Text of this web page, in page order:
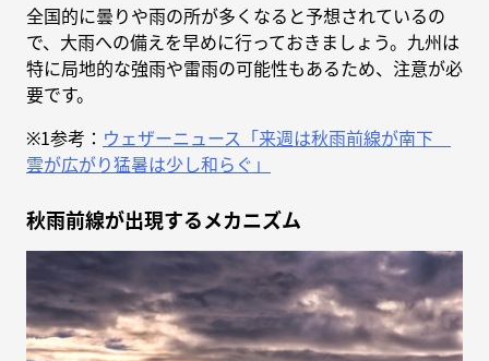
全国的に曇りや雨の所が多くなると予想されているの
で、大雨への備えを早めに行っておきましょう。九州は
特に局地的な強雨や雷雨の可能性もあるため、注意が必
要です。
※1参考： ウェザーニュース「来週は秋雨前線が南下
雲が広がり猛暑は少し和らぐ」
秋雨前線が出現するメカニズム